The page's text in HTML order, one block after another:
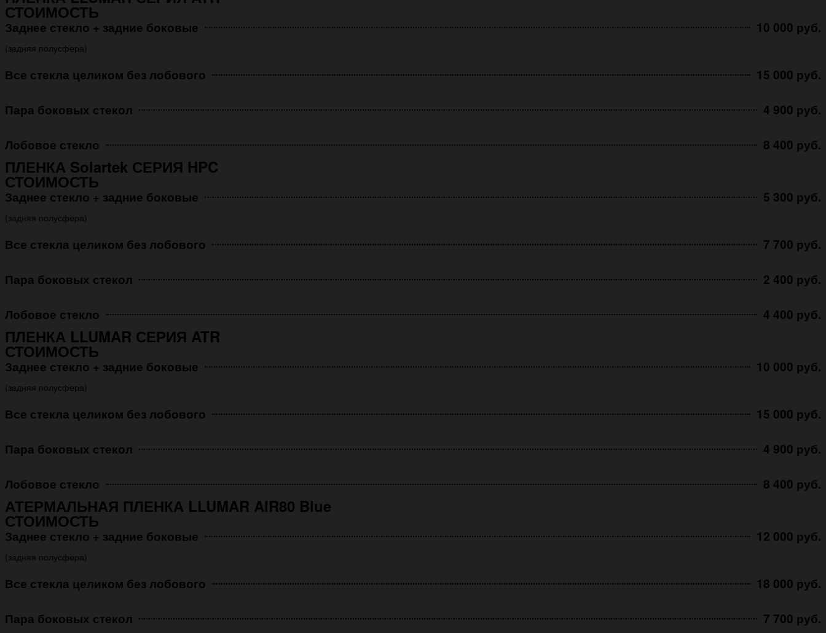
СТОИМОСТЬ
Заднее стекло + задние боковые 10 000 руб.
(задняя полусфера)
Все стекла целиком без лобового 15 000 руб.
Пара боковых стекол 4 900 руб.
Лобовое стекло 8 400 руб.
ПЛЕНКА Solartek СЕРИЯ HPC
СТОИМОСТЬ
Заднее стекло + задние боковые 5 300 руб.
(задняя полусфера)
Все стекла целиком без лобового 7 700 руб.
Пара боковых стекол 2 400 руб.
Лобовое стекло 4 400 руб.
ПЛЕНКА LLUMAR СЕРИЯ ATR
СТОИМОСТЬ
Заднее стекло + задние боковые 10 000 руб.
(задняя полусфера)
Все стекла целиком без лобового 15 000 руб.
Пара боковых стекол 4 900 руб.
Лобовое стекло 8 400 руб.
АТЕРМАЛЬНАЯ ПЛЕНКА LLUMAR AIR80 Blue
СТОИМОСТЬ
Заднее стекло + задние боковые 12 000 руб.
(задняя полусфера)
Все стекла целиком без лобового 18 000 руб.
Пара боковых стекол 7 700 руб.